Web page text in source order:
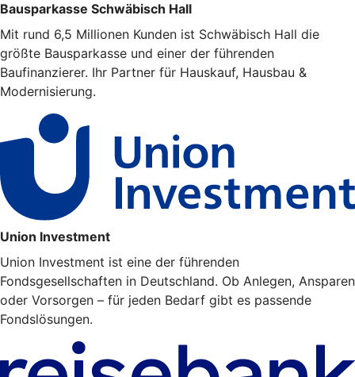
Bausparkasse Schwäbisch Hall
Mit rund 6,5 Millionen Kunden ist Schwäbisch Hall die
größte Bausparkasse und einer der führenden
Baufinanzierer. Ihr Partner für Hauskauf, Hausbau &
Modernisierung.
Union Investment
Union Investment ist eine der führenden
Fondsgesellschaften in Deutschland. Ob Anlegen, Ansparen
oder Vorsorgen – für jeden Bedarf gibt es passende
Fondslösungen.